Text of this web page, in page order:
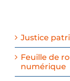
Justice
Feuille de
numérique